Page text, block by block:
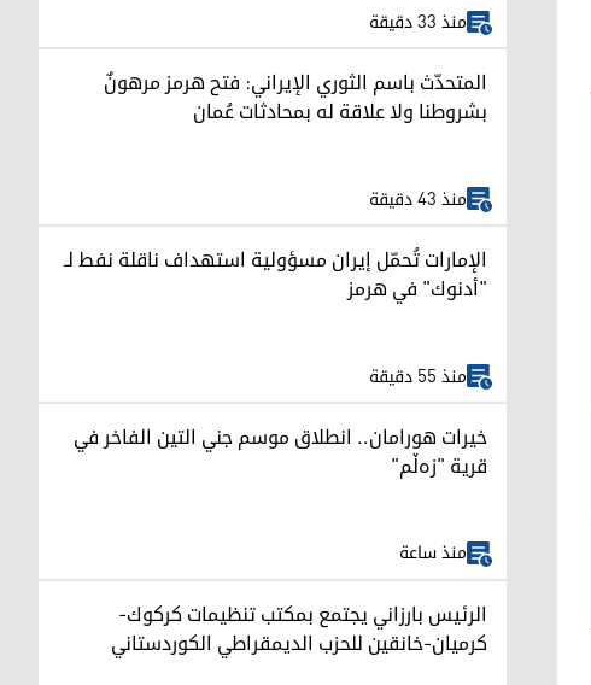
منذ 33 دقيقة
المتحدّث باسم الثوري الإيراني: فتح هرمز مرهونٌ
بشروطنا ولا علاقة له بمحادثات عُمان
منذ 43 دقيقة
الإمارات تُحمّل إيران مسؤولية استهداف ناقلة نفط لـ
"أدنوك" في هرمز
منذ 55 دقيقة
خيرات هورامان.. انطلاق موسم جني التين الفاخر في
قرية "زەڵم"
منذ ساعة
الرئيس بارزاني يجتمع بمكتب تنظيمات كركوك-
كرميان-خانقين للحزب الديمقراطي الكوردستاني